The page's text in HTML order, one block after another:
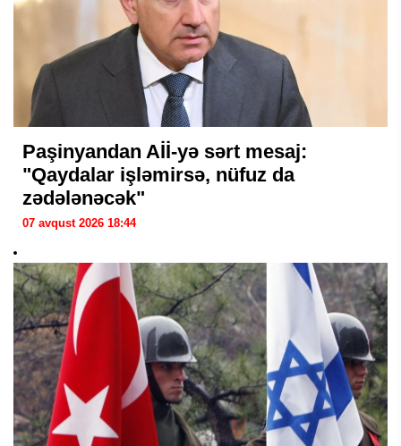
Paşinyandan Aİİ-yə sərt mesaj:
"Qaydalar işləmirsə, nüfuz da
zədələnəcək"
07 avqust 2026 18:44